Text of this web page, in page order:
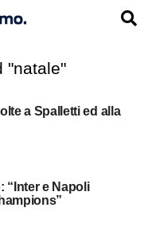
"natale"
a Spalletti ed alla
“Inter e Napoli